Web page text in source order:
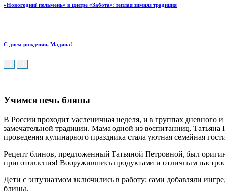
«Новогодний пельмень» в центре «Забота»: теплая зимняя традиция
С днем рождения, Мадина!
Учимся печь блины
В России проходит масленичная неделя, и в группах
замечательной традиции. Мама одной из воспитанниц,
проведения кулинарного праздника стала уютная семейная
Рецепт блинов, предложенный Татьяной Петровной, был
приготовления! Вооружившись продуктами и отличным
Дети с энтузиазмом включились в работу: сами добавляли
блины.